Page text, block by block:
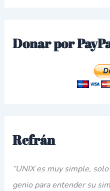
Donar por
Refrán
“UNIX es muy simple,
genio para entender su